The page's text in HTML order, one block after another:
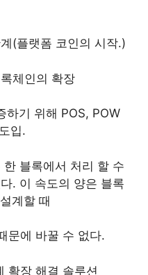
(플랫폼 코인의 시작.)
체인의 확장
하기 위해 POS, POW
입.
블록에서 처리 할 수
. 이 속도의 양은 블록
계할 때
문에 바꿀 수 없다.
확장 해결 솔루션